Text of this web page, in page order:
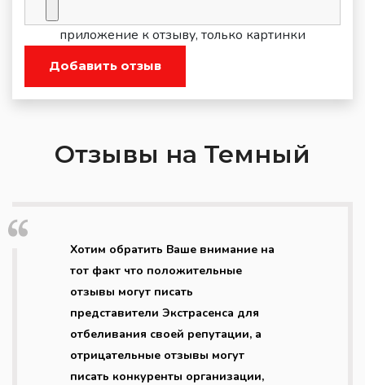
приложение к отзыву, только картинки
Добавить отзыв
Отзывы на Темный
Хотим обратить Ваше внимание на
тот факт что положительные
отзывы могут писать
представители Экстрасенса для
отбеливания своей репутации, а
отрицательные отзывы могут
писать конкуренты организации,